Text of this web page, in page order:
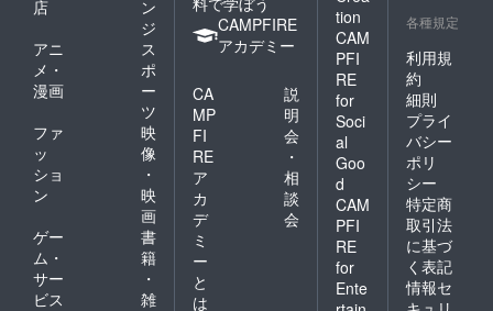
店
ン
ジ
アニ
メ・
漫画
ス
ポ
ー
ツ
ファ
ッ
ショ
ン
映
像
・
映
画
ゲー
ム・
サー
ビス
書
籍
・
雑
CAMPFIRE
アカデミー
CA
MP
FI
RE
ア
カ
デ
ミ
ー
と
は
説
明
会
・
相
談
会
tion
CAM
PFI
RE
for
Soci
al
Goo
d
CAM
PFI
RE
for
Ente
各種規定
利用規
約
細則
プライ
バシー
ポリ
シー
特定商
取引法
に基づ
く表記
情報セ